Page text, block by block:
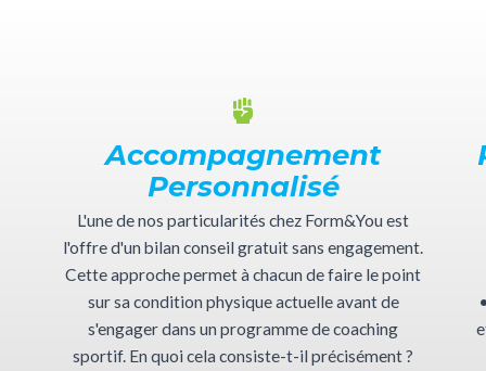
Accompagnement
Personnalisé
L'une de nos particularités chez Form&You est
l'offre d'un bilan conseil gratuit sans engagement.
Cette approche permet à chacun de faire le point
sur sa condition physique actuelle avant de
s'engager dans un programme de coaching
sportif. En quoi cela consiste-t-il précisément ?